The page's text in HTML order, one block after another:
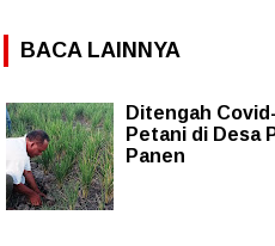
BACA LAINNYA
Ditengah
Petani di Desa
Panen